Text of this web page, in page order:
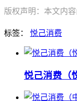
版权声明：本文内
标签： 悦己消费
悦己消费（